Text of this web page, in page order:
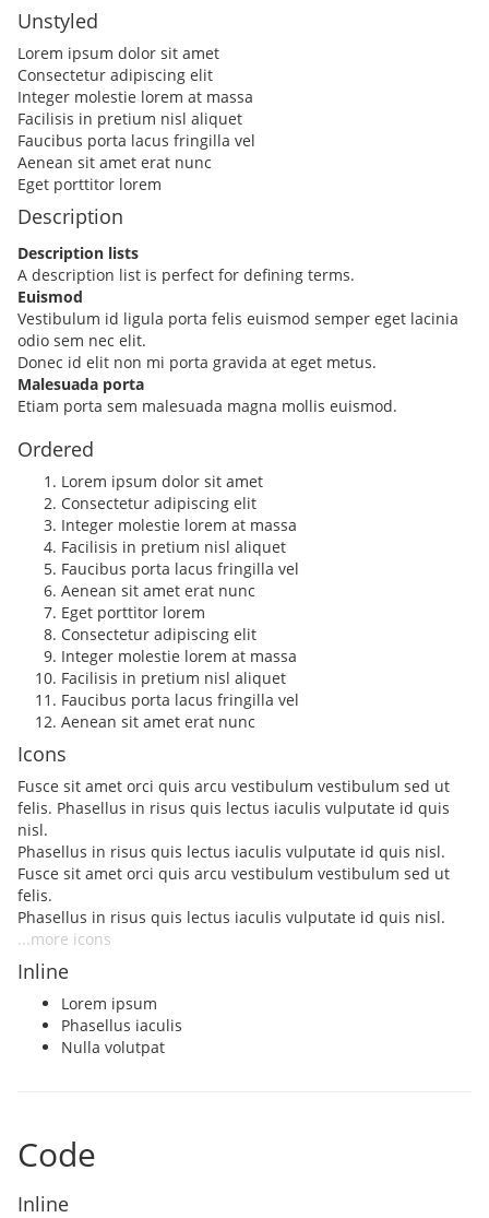
Unstyled
Lorem ipsum dolor sit amet
Consectetur adipiscing elit
Integer molestie lorem at massa
Facilisis in pretium nisl aliquet
Faucibus porta lacus fringilla vel
Aenean sit amet erat nunc
Eget porttitor lorem
Description
Description lists
A description list is perfect for defining terms.
Euismod
Vestibulum id ligula porta felis euismod semper eget lacinia
odio sem nec elit.
Donec id elit non mi porta gravida at eget metus.
Malesuada porta
Etiam porta sem malesuada magna mollis euismod.
Ordered
Lorem ipsum dolor sit amet
Consectetur adipiscing elit
Integer molestie lorem at massa
Facilisis in pretium nisl aliquet
Faucibus porta lacus fringilla vel
Aenean sit amet erat nunc
Eget porttitor lorem
Consectetur adipiscing elit
Integer molestie lorem at massa
Facilisis in pretium nisl aliquet
Faucibus porta lacus fringilla vel
Aenean sit amet erat nunc
Icons
Fusce sit amet orci quis arcu vestibulum vestibulum sed ut
felis. Phasellus in risus quis lectus iaculis vulputate id quis
nisl.
Phasellus in risus quis lectus iaculis vulputate id quis nisl.
Fusce sit amet orci quis arcu vestibulum vestibulum sed ut
felis.
Phasellus in risus quis lectus iaculis vulputate id quis nisl.
...more icons
Inline
Lorem ipsum
Phasellus iaculis
Nulla volutpat
Code
Inline